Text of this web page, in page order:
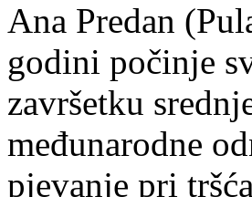
Ana Predan
godini počinje
završetku
međunarodne
pjevanje pri